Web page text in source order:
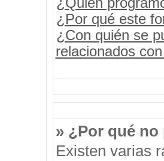
¿Por qué este
¿Con quién se
relacionados
» ¿Por qué
Existen varias